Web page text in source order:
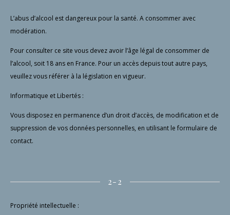
L’abus d’alcool est dangereux pour la santé. A consommer avec
modération.
Pour consulter ce site vous devez avoir l’âge légal de consommer de
l’alcool, soit 18 ans en France. Pour un accès depuis tout autre pays,
veuillez vous référer à la législation en vigueur.
Informatique et Libertés :
Vous disposez en permanence d’un droit d’accès, de modification et de
suppression de vos données personnelles, en utilisant le formulaire de
contact.
2-2
Propriété intellectuelle :